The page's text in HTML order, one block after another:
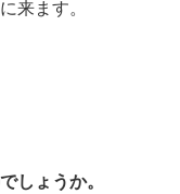
来ます。
しょうか。